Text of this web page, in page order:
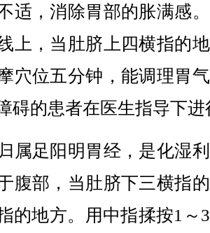
适，消除胃部的胀满感
上，当肚脐上四横指的
穴位五分钟，能调理胃
碍的患者在医生指导下进
足阳明胃经，是化湿
腹部，当肚脐下三横指
的地方。用中指揉按1～